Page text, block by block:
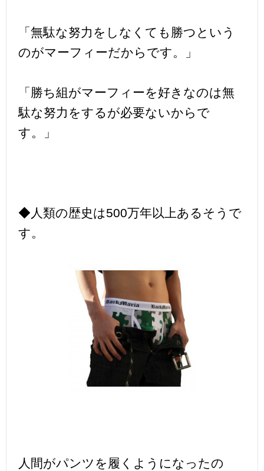
「無駄な努力をしなくても勝つという
のがマーフィーだからです。」
「勝ち組がマーフィーを好きなのは無
駄な努力をするが必要ないからで
す。」
◆人類の歴史は500万年以上あるそうで
す。
人間がパンツを履くようになったの